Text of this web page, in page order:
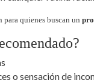
quienes buscan un
o sensación de